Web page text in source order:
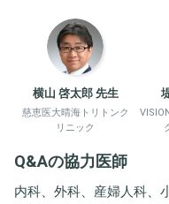
横山 啓太郎 先生
慈恵医大晴海トリトンク
リニック
Q&Aの協力医師
内科、外科、産婦人科、